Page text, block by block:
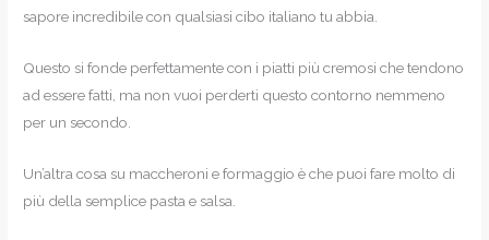
sapore incredibile con qualsiasi cibo italiano tu abbia.
Questo si fonde perfettamente con i piatti più cremosi che tendono
ad essere fatti, ma non vuoi perderti questo contorno nemmeno
per un secondo.
Un’altra cosa su maccheroni e formaggio è che puoi fare molto di
più della semplice pasta e salsa.